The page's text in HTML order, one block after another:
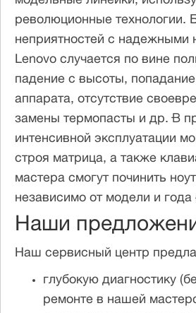
революционные технологии.
неприятностей с надежными
Lenovo случается по вине
падение с высоты,
аппарата, отсутствие
замены термопасты и др. В
интенсивной эксплуатации
строя матрица, а также
мастера смогут починить
независимо от модели и года
Наши
Наш сервисный центр
глубокую диагностику
ремонте в нашей